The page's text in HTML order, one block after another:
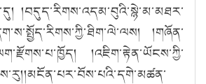
།བདུད་རིགས་འདམ་བུའི་སྙེ་མ་མཐར་
།གཞོན་
།འཇིག་རྟེན་ཡོངས་ཀྱི་